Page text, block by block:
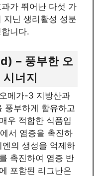
가 뛰어난 다섯 가
지닌 생리활성 성분
니다.
– 풍부한 오
너지
메가-3 지방산과
풍부하게 함유하고
우 적합한 식품입
서 염증을 촉진하
의 생성을 억제하
촉진하여 염증 반
포함된 리그난은